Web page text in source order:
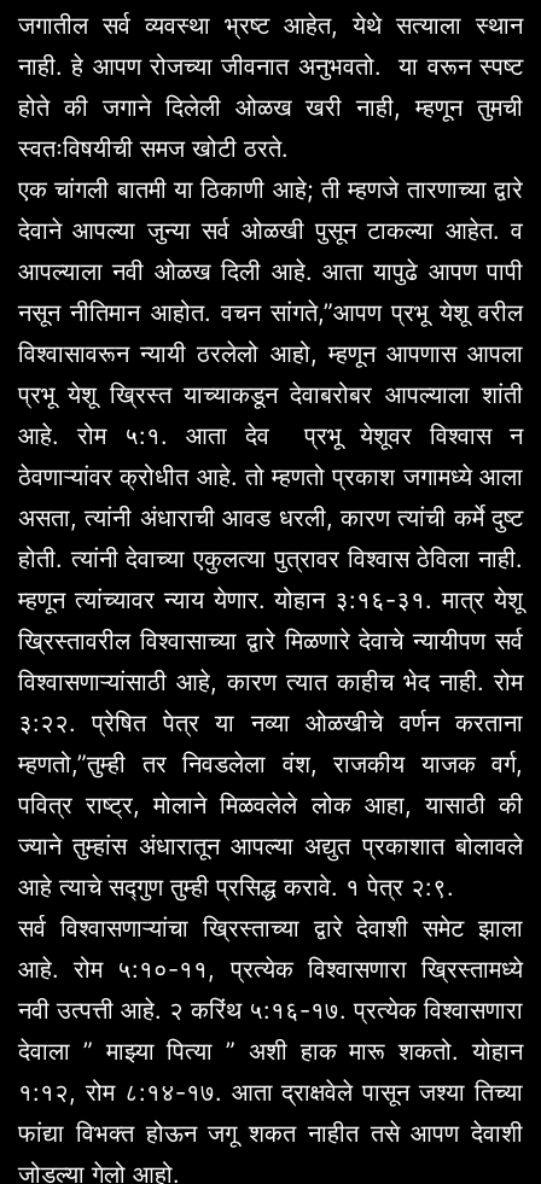
जगातील सर्व व्यवस्था भ्रष्ट आहेत, येथे सत्याला स्थान
नाही. हे आपण रोजच्या जीवनात अनुभवतो. या वरून स्पष्ट
होते की जगाने दिलेली ओळख खरी नाही, म्हणून तुमची
स्वतःविषयीची समज खोटी ठरते.
एक चांगली बातमी या ठिकाणी आहे; ती म्हणजे तारणाच्या द्वारे
देवाने आपल्या जुन्या सर्व ओळखी पुसून टाकल्या आहेत. व
आपल्याला नवी ओळख दिली आहे. आता यापुढे आपण पापी
नसून नीतिमान आहोत. वचन सांगते,”आपण प्रभू येशू वरील
विश्वासावरून न्यायी ठरलेलो आहो, म्हणून आपणास आपला
प्रभू येशू ख्रिस्त याच्याकडून देवाबरोबर आपल्याला शांती
आहे. रोम ५:१. आता देव प्रभू येशूवर विश्वास न
ठेवणाऱ्यांवर क्रोधीत आहे. तो म्हणतो प्रकाश जगामध्ये आला
असता, त्यांनी अंधाराची आवड धरली, कारण त्यांची कर्मे दुष्ट
होती. त्यांनी देवाच्या एकुलत्या पुत्रावर विश्वास ठेविला नाही.
म्हणून त्यांच्यावर न्याय येणार. योहान ३:१६-३१. मात्र येशू
ख्रिस्तावरील विश्वासाच्या द्वारे मिळणारे देवाचे न्यायीपण सर्व
विश्वासणाऱ्यांसाठी आहे, कारण त्यात काहीच भेद नाही. रोम
३:२२. प्रेषित पेत्र या नव्या ओळखीचे वर्णन करताना
म्हणतो,”तुम्ही तर निवडलेला वंश, राजकीय याजक वर्ग,
पवित्र राष्ट्र, मोलाने मिळवलेले लोक आहा, यासाठी की
ज्याने तुम्हांस अंधारातून आपल्या अद्युत प्रकाशात बोलावले
आहे त्याचे सद्गुण तुम्ही प्रसिद्ध करावे. १ पेत्र २:९.
सर्व विश्वासणाऱ्यांचा ख्रिस्ताच्या द्वारे देवाशी समेट झाला
आहे. रोम ५:१०-११, प्रत्येक विश्वासणारा ख्रिस्तामध्ये
नवी उत्पत्ती आहे. २ करिंथ ५:१६-१७. प्रत्येक विश्वासणारा
देवाला ” माझ्या पित्या ” अशी हाक मारू शकतो. योहान
१:१२, रोम ८:१४-१७. आता द्राक्षवेले पासून जश्या तिच्या
फांद्या विभक्त होऊन जगू शकत नाहीत तसे आपण देवाशी
जोडल्या गेलो आहो.